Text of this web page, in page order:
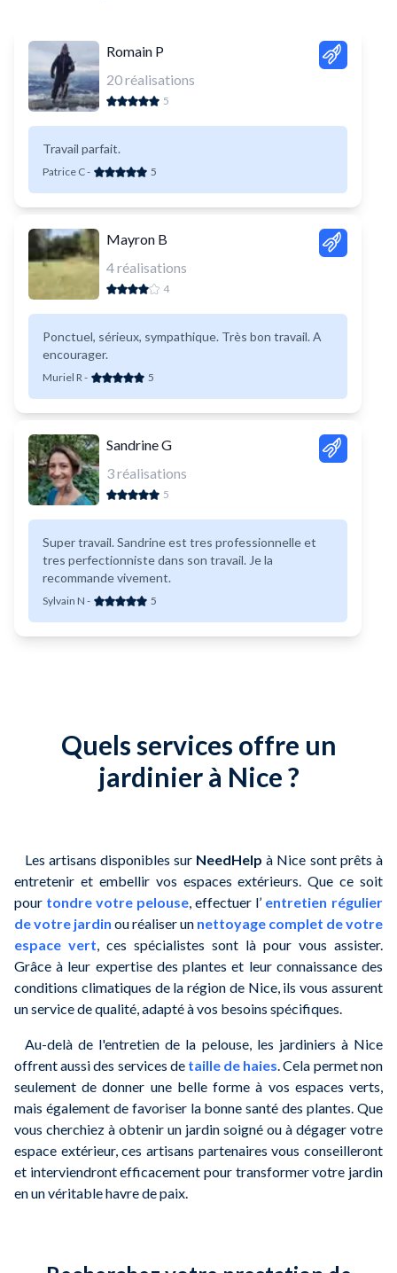
Romain P
20réalisations
5
Travail parfait.
Patrice C- 5
Mayron B
4réalisations
4
Ponctuel, sérieux, sympathique. Très bon travail. A
encourager.
Muriel R- 5
Sandrine G
3réalisations
5
Super travail. Sandrine est tres professionnelle et
tres perfectionniste dans son travail. Je la
recommande vivement.
Sylvain N - 5
Quels services offre un
jardinier à Nice ?
Les artisans disponibles sur NeedHelp à Nice sont prêts à
entretenir et embellir vos espaces extérieurs. Que ce soit
pour tondre votre pelouse, effectuer l’ entretien régulier
de votre jardin ou réaliser un nettoyage complet de votre
espace vert, ces spécialistes sont là pour vous assister.
Grâce à leur expertise des plantes et leur connaissance des
conditions climatiques de la région de Nice, ils vous assurent
un service de qualité, adapté à vos besoins spécifiques.
Au-delà de l'entretien de la pelouse, les jardiniers à Nice
offrent aussi des services de taille de haies. Cela permet non
seulement de donner une belle forme à vos espaces verts,
mais également de favoriser la bonne santé des plantes. Que
vous cherchiez à obtenir un jardin soigné ou à dégager votre
espace extérieur, ces artisans partenaires vous conseilleront
et interviendront efficacement pour transformer votre jardin
en un véritable havre de paix.